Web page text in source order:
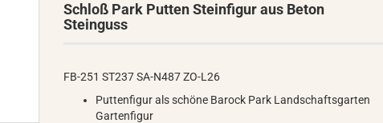
Schloß Park Putten Steinfigur aus Beton
Steinguss
FB-251 ST237 SA-N487 ZO-L26
Puttenfigur als schöne Barock Park Landschaftsgarten
Gartenfigur